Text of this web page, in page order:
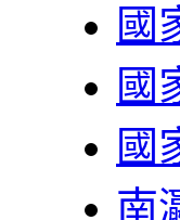
國
國
國
南